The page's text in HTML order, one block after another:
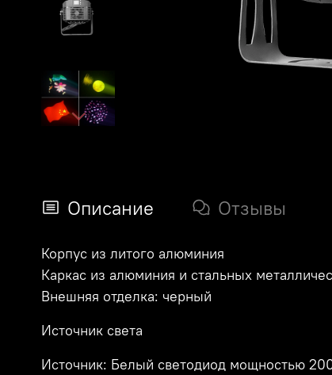
Описание Отзывы
Корпус из литого алюминия
Каркас из алюминия и стальных
Внешняя отделка: черный
Источник света
Источник: Белый светодиод мощностью